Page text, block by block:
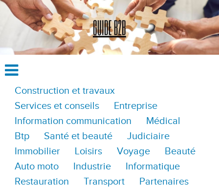
Construction et travaux
Services et conseils
Entreprise
Information communication
Médical
Btp
Santé et beauté
Judiciaire
Immobilier
Loisirs Voyage
Beauté
Auto moto
Industrie
Informatique
Restauration
Transport Partenaires